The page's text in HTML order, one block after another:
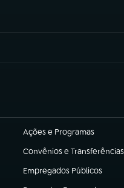
Ações e Programas
(abre em nova aba)
Convênios e Transferências
(abre em nova aba)
Empregados Públicos
(abre em nova aba)